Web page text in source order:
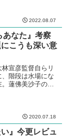
2022.08.07
あなた』考察
こうも深い意
宣彦監督自らリ
、階段は水場にな
。蓮佛美沙子の
2020.07.18
い』今更レビュ